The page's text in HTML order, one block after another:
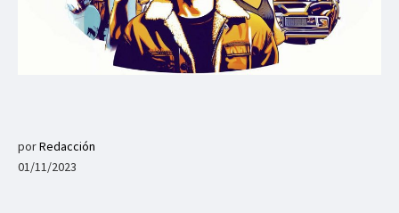
porRedacción
01/11/2023